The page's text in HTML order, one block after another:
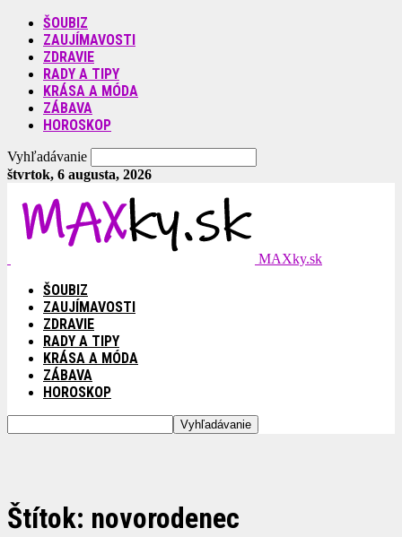
ŠOUBIZ
ZAUJÍMAVOSTI
ZDRAVIE
RADY A TIPY
KRÁSA A MÓDA
ZÁBAVA
HOROSKOP
Vyhľadávanie
štvrtok, 6 augusta, 2026
MAXky.sk
ŠOUBIZ
ZAUJÍMAVOSTI
ZDRAVIE
RADY A TIPY
KRÁSA A MÓDA
ZÁBAVA
HOROSKOP
Štítok: novorodenec